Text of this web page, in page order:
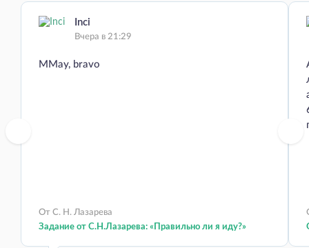
Inci
Вчера в 21:29
MMay, bravo
От С. Н. Лазарева
Задание от С.Н.Лазарева: «Правильно ли я иду?»